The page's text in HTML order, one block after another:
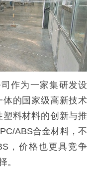
作为一家集研发设
的国家级高新技术
塑料材料的创新与推
PC/ABS合金材料，不
，价格也更具竞争
。